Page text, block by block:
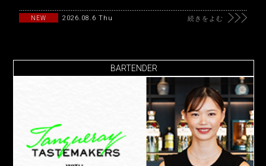
NEW 2026.08.6 Thu 続きをよむ
BARTENDER